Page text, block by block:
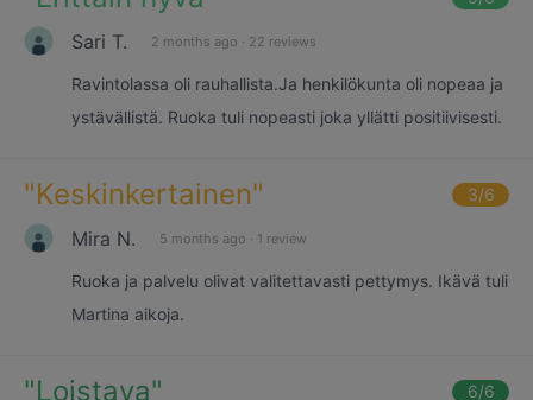
Sari T. 2 months ago · 22 reviews
Ravintolassa oli rauhallista.Ja henkilökunta oli nopeaa ja
ystävällistä. Ruoka tuli nopeasti joka yllätti positiivisesti.
"Keskinkertainen" 3/6
Mira N. 5 months ago · 1 review
Ruoka ja palvelu olivat valitettavasti pettymys. Ikävä tuli
Martina aikoja.
"Loistava" 6/6